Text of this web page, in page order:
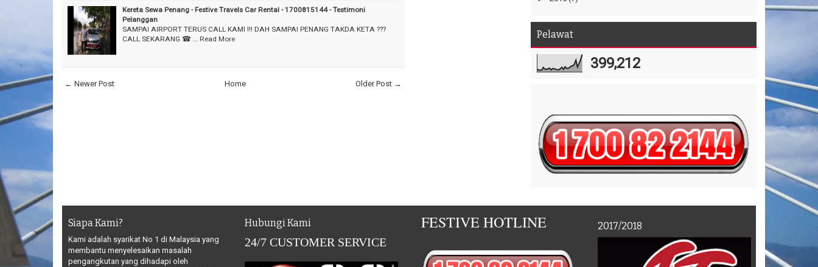
Kereta Sewa Penang - Festive Travels Car Rental - 1700815144 - Testimoni
Pelanggan
SAMPAI AIRPORT TERUS CALL KAMI !!! DAH SAMPAI PENANG TAKDA KETA ???
CALL SEKARANG ☎ … Read More
← Newer Post Older Post →
Home
Pelawat
399,212
Siapa Kami?
Kami adalah syarikat No 1 di Malaysia yang
membantu menyelesaikan masalah
pengangkutan yang dihadapi oleh
Hubungi Kami
24/7 CUSTOMER SERVICE
FESTIVE HOTLINE 2017/2018